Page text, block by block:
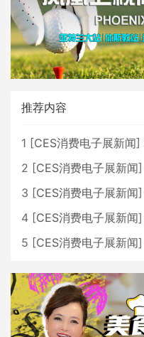
推荐内容
1 [CES消费电子展新闻]
2 [CES消费电子展新闻]
3 [CES消费电子展新闻]
4 [CES消费电子展新闻]
5 [CES消费电子展新闻]